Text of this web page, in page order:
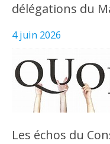
délégations du
4 juin 2026
Les échos du